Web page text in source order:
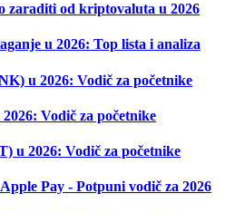
zaraditi od kriptovaluta u 2026
u 2026: Top lista i analiza
u 2026: Vodič za početnike
Vodič za početnike
u 2026: Vodič za početnike
Pay - Potpuni vodič za 2026